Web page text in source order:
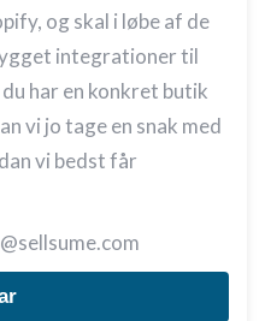
og skal i løbe af de
integrationer til
har en konkret butik
vi jo tage en snak med
vi bedst får
eller
til at vælge